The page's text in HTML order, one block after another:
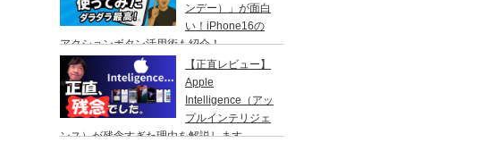
ンデー）」が面白
い！iPhone16の
アクションボタン活用術も紹介！
【正直レビュー】
Apple
Intelligence（アッ
プルインテリジェ
ンス）が残念すぎた理由を解説します